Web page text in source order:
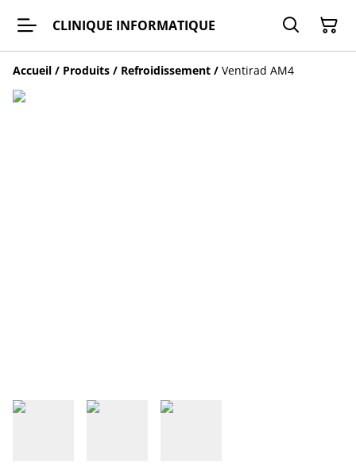
CLINIQUE INFORMATIQUE
Accueil / Produits / Refroidissement / Ventirad AM4